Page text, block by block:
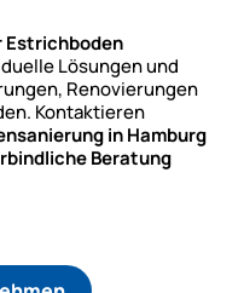
Estrichboden
Lösungen und
Renovierungen
Kontaktieren
in Hamburg
Beratung